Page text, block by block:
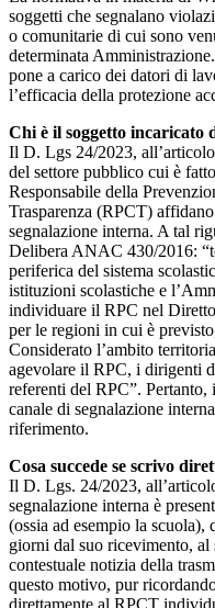
soggetti che segnalano
o comunitarie di cui sono
determinata
pone a carico dei datori di
l’efficacia della protezione
Chi è il soggetto incaricato
Il D. Lgs 24/2023,
del settore pubblico cui è
Responsabile della
Trasparenza (RPCT)
segnalazione interna. A tal
Delibera ANAC 430/2016:
periferica del sistema
istituzioni scolastiche e
individuare il RPC nel
per le regioni in cui è
Considerato l’ambito
agevolare il RPC, i dirigenti
referenti del RPC”. Pertanto,
canale di segnalazione
riferimento.
Cosa succede se scrivo
Il D. Lgs. 24/2023,
segnalazione interna è
(ossia ad esempio la scuola),
giorni dal suo ricevimento, al
contestuale notizia della
questo motivo, pur